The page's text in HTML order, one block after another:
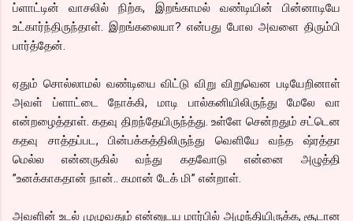
ப்ளாட்டின் வாசலில் நிற்க, இறங்காமல் வண்டியின் பின்னாடியே
உட்கார்ந்திருந்தாள். இறங்கலையா? என்பது போல அவளை திரும்பி
பார்த்தேன்.
ஏதும் சொல்லாமல் வண்டியை விட்டு விறு விறுவென படியேறினாள்
அவள் ப்ளாட்டை நோக்கி, மாடி பால்கனியிலிருந்து மேலே வா
என்றழைத்தாள். கதவு திறந்தேயிருந்த்து. உள்ளே சென்றதும் சட்டென
கதவு சாத்தப்பட, பின்பக்கத்திலிருந்து வெளியே வந்த ஷ்ரத்தா
மெல்ல என்னருகில் வந்து கதவோடு என்னை அழுத்தி
”உனக்காகதான் நான்.. கமான் டேக் மி” என்றாள்.
அவளின் உடல் முழுவதும் என்னுடய மார்பில் அழுந்தியிருக்க, சூடான